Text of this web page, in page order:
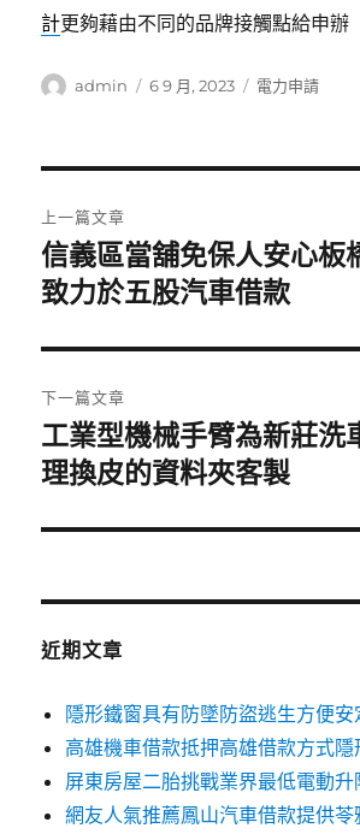
計更夠藉由不同的品牌接觸點給申辦
作
admin
發
6 9 月, 2023
分
電力申請
章
導
覽
上一篇文章
上
一
文
章:
信義區當舖免保人安心板
致力於五股汽車借款
下一篇文章
下
一
文
工業型機械手臂為新莊洗
理換皮的資料夾客製
近期文章
隱形鐵窗具有防墜防盜逃生方便安
高雄機車借款抵押高雄借款方式隱
屏東房屋二胎挑戰業界最低電動升
網友人氣推薦鳳山汽車借款提供苓